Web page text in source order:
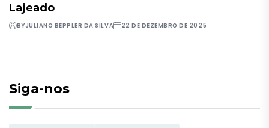
Lajeado
BYJULIANO BEPPLER DA SILVA 22 DE DEZEMBRO DE 2025
Siga-nos